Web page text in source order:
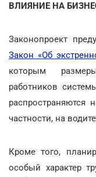
ВЛИЯНИЕ НА
Законопроект
Закон «Об
которым
работников
распространяются
частности, на
Кроме того,
особый характер